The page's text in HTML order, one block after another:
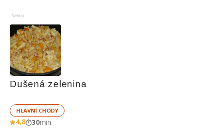
Reklama
Dušená zelenina
HLAVNÍ CHODY
4,8 30min